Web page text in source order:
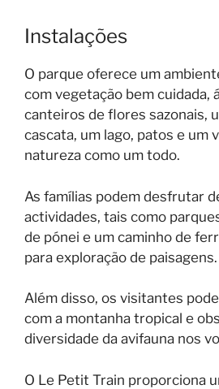
Instalações
O parque oferece um
com vegetação bem cuidada,
canteiros de flores sazonais,
cascata, um lago, patos e um
natureza como um todo.
As famílias podem desfrutar
actividades, tais como
de pónei e um caminho de
para exploração de paisagens.
Além disso, os visitantes
com a montanha tropical e
diversidade da avifauna nos
O Le Petit Train proporciona